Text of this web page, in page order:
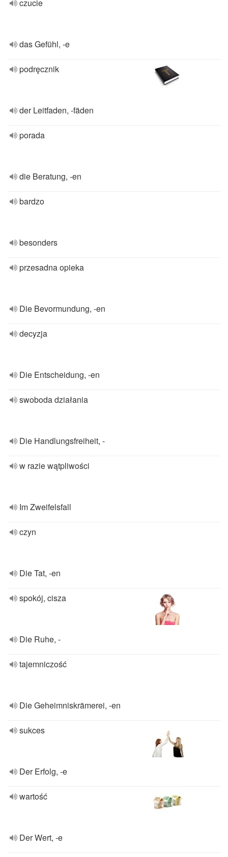
czucie
das Gefühl, -e
podręcznik
der Leitfaden, ‑fäden
porada
die Beratung, -en
bardzo
besonders
przesadna opieka
Die Bevormundung, -en
decyzja
Die Entscheidung, -en
swoboda działania
Die Handlungsfreiheit, -
w razie wątpliwości
Im Zweifelsfall
czyn
Die Tat, -en
spokój, cisza
Die Ruhe, -
tajemniczość
Die Geheimniskrämerei, -en
sukces
Der Erfolg, -e
wartość
Der Wert, -e